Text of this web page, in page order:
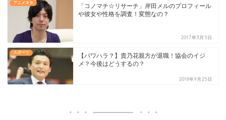
アニメネタ
「コノマチ☆リサーチ」岸田メルのプロフィール
や彼女や性格を調査！変態なの？
2017年3月5日
スポーツ
【パワハラ？】貴乃花親方が退職！協会のイジ
メ？今後はどうするの？
2018年9月25日